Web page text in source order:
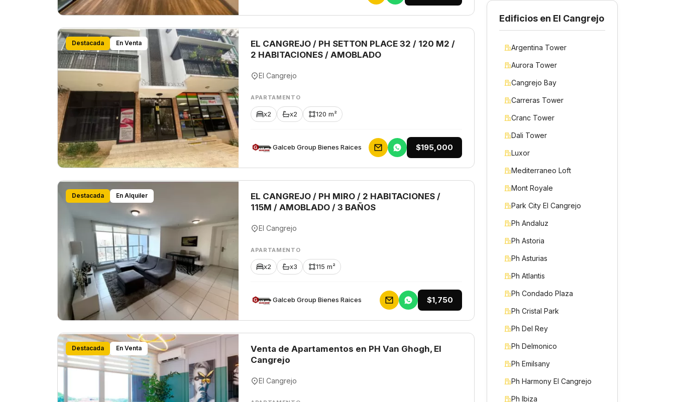
Destacada En Venta
EL CANGREJO / PH SETTON PLACE 32 / 120 M2 /
2 HABITACIONES / AMOBLADO
El Cangrejo
APARTAMENTO
x2 x2 120 m²
Galceb Group Bienes Raices $195,000
Destacada En Alquiler
EL CANGREJO / PH MIRO / 2 HABITACIONES /
115M / AMOBLADO / 3 BAÑOS
El Cangrejo
APARTAMENTO
x2 x3 115 m²
Galceb Group Bienes Raices $1,750
Destacada En Venta
Venta de Apartamentos en PH Van Ghogh, El
Cangrejo
El Cangrejo
Edificios en El Cangrejo
Argentina Tower
Aurora Tower
Cangrejo Bay
Carreras Tower
Cranc Tower
Dali Tower
Luxor
Mediterraneo Loft
Mont Royale
Park City El Cangrejo
Ph Andaluz
Ph Astoria
Ph Asturias
Ph Atlantis
Ph Condado Plaza
Ph Cristal Park
Ph Del Rey
Ph Delmonico
Ph Emilsany
Ph Harmony El Cangrejo
Ph Ibiza